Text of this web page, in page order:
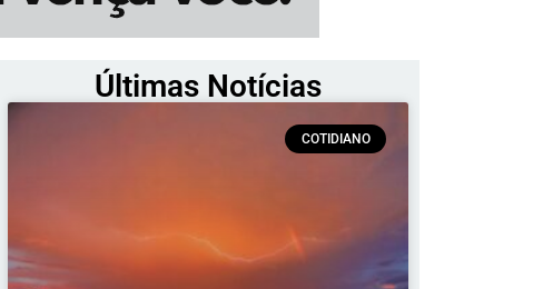
Últimas Notícias
COTIDIANO